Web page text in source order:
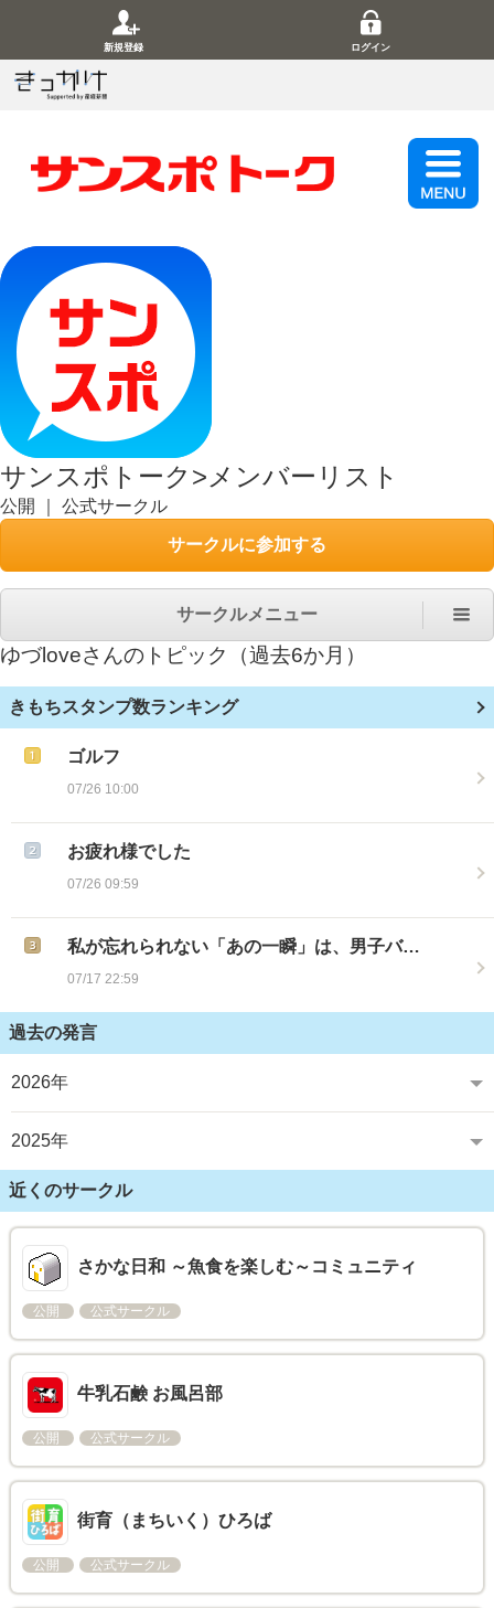
新規登録 ログイン
サンスポトーク > メンバーリスト
公開 公式サークル
サークルに参加する
サークルメニュー
ゆづloveさんのトピック（過去6か月）
きもちスタンプ数ランキング
ゴルフ
07/26 10:00
お疲れ様でした
07/26 09:59
私が忘れられない「あの一瞬」は、男子バ…
07/17 22:59
過去の発言
2026年
2025年
近くのサークル
さかな日和 ～魚食を楽しむ～コミュニティ
公開 公式サークル
牛乳石鹸 お風呂部
公開 公式サークル
街育（まちいく）ひろば
公開 公式サークル